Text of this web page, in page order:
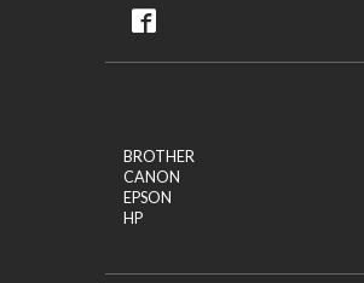
BROTHER
CANON
EPSON
HP